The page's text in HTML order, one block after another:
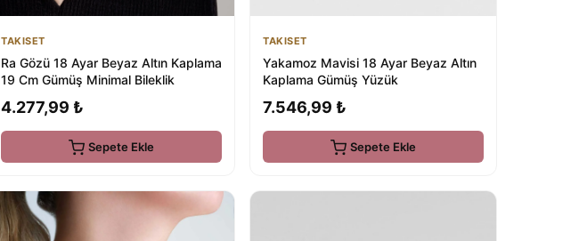
TAKISET
Ra Gözü 18 Ayar Beyaz Altın Kaplama
19 Cm Gümüş Minimal Bileklik
4.277,99 ₺
Sepete Ekle
TAKISET
Yakamoz Mavisi 18 Ayar Beyaz Altın
Kaplama Gümüş Yüzük
7.546,99 ₺
Sepete Ekle